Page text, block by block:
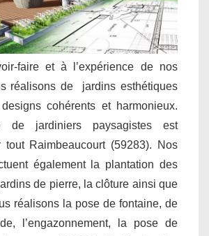
faire et à l’expérience de nos
réalisons de jardins esthétiques
cohérents et harmonieux.
de jardiniers paysagistes est
tout Raimbeaucourt (59283). Nos
également la plantation des
de pierre, la clôture ainsi que
réalisons la pose de fontaine, de
l’engazonnement, la pose de